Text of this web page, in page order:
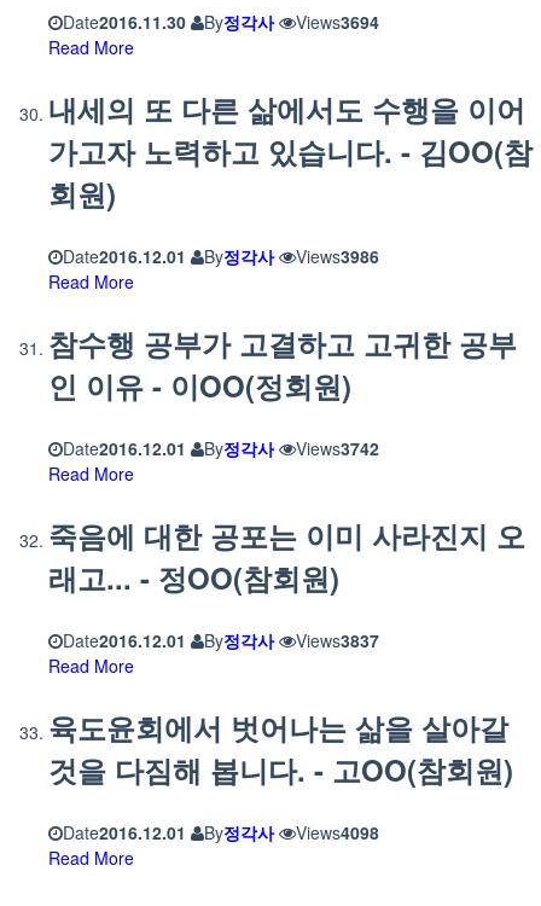
Date2016.11.30 By정각사 Views3694
Read More
내세의 또 다른 삶에서도 수행을 이어
가고자 노력하고 있습니다. - 김OO(참
회원)
Date2016.12.01 By정각사 Views3986
Read More
참수행 공부가 고결하고 고귀한 공부
인 이유 - 이OO(정회원)
Date2016.12.01 By정각사 Views3742
Read More
죽음에 대한 공포는 이미 사라진지 오
래고... - 정OO(참회원)
Date2016.12.01 By정각사 Views3837
Read More
육도윤회에서 벗어나는 삶을 살아갈
것을 다짐해 봅니다. - 고OO(참회원)
Date2016.12.01 By정각사 Views4098
Read More